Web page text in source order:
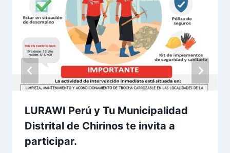
LURAWI Perú y Tu Municipalidad
Distrital de Chirinos te invita a
participar.